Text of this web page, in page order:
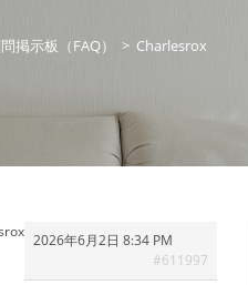
掲示板（FAQ） > Charlesrox
2026年6月2日 8:34 PM
#611997